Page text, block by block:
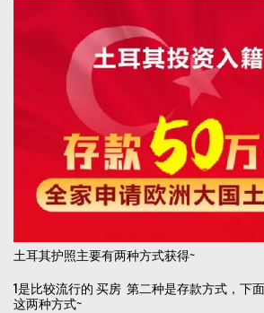
土耳其护照主要有两种方式获得~
1是比较流行的 买房 第二种是存款方式，下
这两种方式~